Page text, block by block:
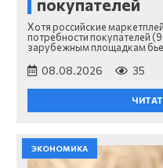
покупателей
Хотя российские
потребности покупателей
зарубежным площадкам
08.08.2026 35
ЭКОНОМИКА